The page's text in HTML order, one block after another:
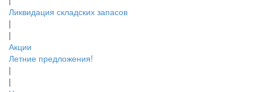
Ликвидация складских запасов
|
|
Акции
Летние предложения!
|
|